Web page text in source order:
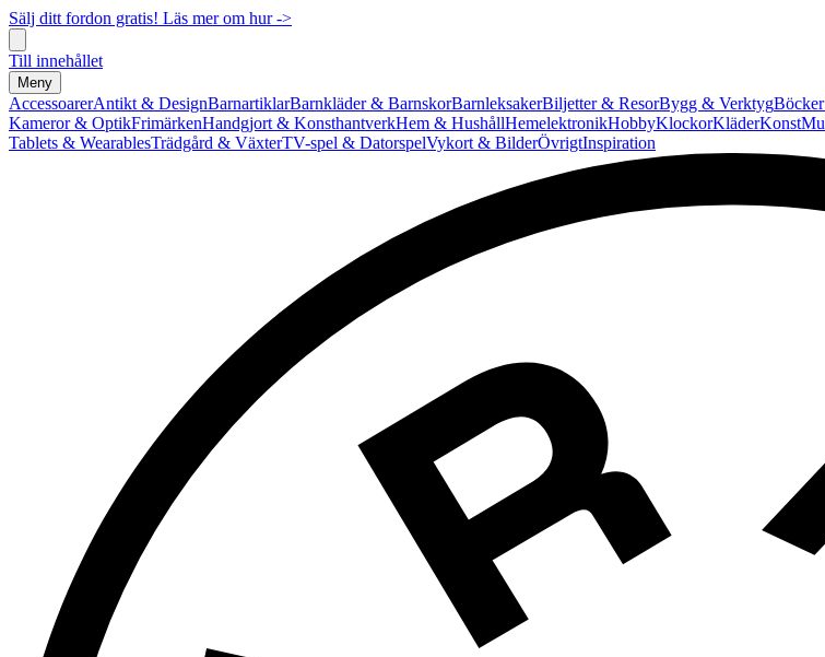
Sälj ditt fordon gratis! Läs mer om hur ->
Till innehållet
Meny
AccessoarerAntikt & DesignBarnartiklarBarnkläder & BarnskorBarnleksakerBiljetter & ResorBygg & Verktyg
Kameror & OptikFrimärkenHandgjort & KonsthantverkHem & HushållHemelektronikHobbyKlockorKläderKonst
Tablets & WearablesTrädgård & VäxterTV-spel & DatorspelVykort & BilderÖvrigtInspiration